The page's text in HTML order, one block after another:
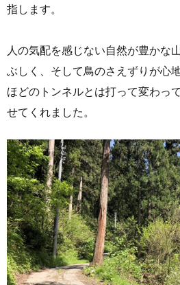
指します。
人の気配を感じない自然が豊かな
ぶしく、そして鳥のさえずりが心
ほどのトンネルとは打って変わっ
せてくれました。